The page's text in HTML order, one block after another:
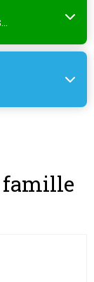
famille